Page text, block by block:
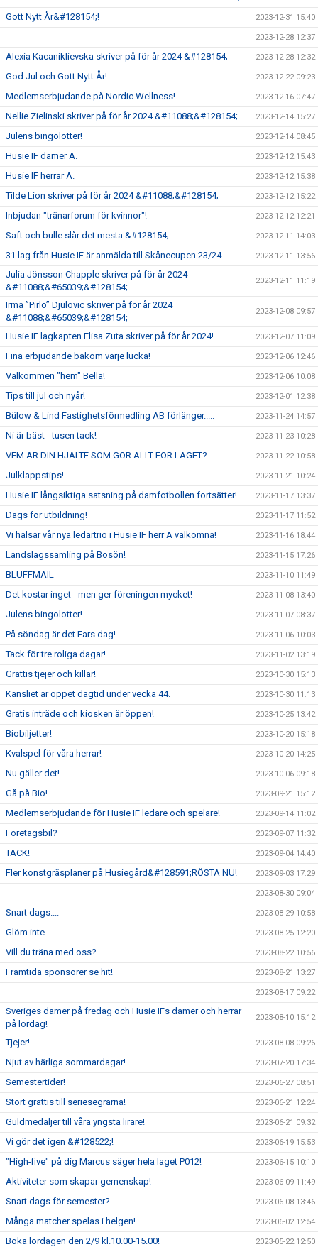
Gott Nytt År&#128154;! 2023-12-31 15:40
2023-12-28 12:37
Alexia Kacaniklievska skriver på för år 2024 &#128154; 2023-12-28 12:32
God Jul och Gott Nytt År! 2023-12-22 09:23
Medlemserbjudande på Nordic Wellness! 2023-12-16 07:47
Nellie Zielinski skriver på för år 2024 &#11088;&#128154; 2023-12-14 15:27
Julens bingolotter! 2023-12-14 08:45
Husie IF damer A. 2023-12-12 15:43
Husie IF herrar A. 2023-12-12 15:38
Tilde Lion skriver på för år 2024 &#11088;&#128154; 2023-12-12 15:22
Inbjudan "tränarforum för kvinnor"! 2023-12-12 12:21
Saft och bulle slår det mesta &#128154; 2023-12-11 14:03
31 lag från Husie IF är anmälda till Skånecupen 23/24. 2023-12-11 13:56
Julia Jönsson Chapple skriver på för år 2024
&#11088;&#65039;&#128154;
2023-12-11 11:19
Irma ”Pirlo” Djulovic skriver på för år 2024
&#11088;&#65039;&#128154;
2023-12-08 09:57
Husie IF lagkapten Elisa Zuta skriver på för år 2024! 2023-12-07 11:09
Fina erbjudande bakom varje lucka! 2023-12-06 12:46
Välkommen "hem" Bella! 2023-12-06 10:08
Tips till jul och nyår! 2023-12-01 12:38
Bülow & Lind Fastighetsförmedling AB förlänger..... 2023-11-24 14:57
Ni är bäst - tusen tack! 2023-11-23 10:28
VEM ÄR DIN HJÄLTE SOM GÖR ALLT FÖR LAGET? 2023-11-22 10:58
Julklappstips! 2023-11-21 10:24
Husie IF långsiktiga satsning på damfotbollen fortsätter! 2023-11-17 13:37
Dags för utbildning! 2023-11-17 11:52
Vi hälsar vår nya ledartrio i Husie IF herr A välkomna! 2023-11-16 18:44
Landslagssamling på Bosön! 2023-11-15 17:26
BLUFFMAIL 2023-11-10 11:49
Det kostar inget - men ger föreningen mycket! 2023-11-08 13:40
Julens bingolotter! 2023-11-07 08:37
På söndag är det Fars dag! 2023-11-06 10:03
Tack för tre roliga dagar! 2023-11-02 13:19
Grattis tjejer och killar! 2023-10-30 15:13
Kansliet är öppet dagtid under vecka 44. 2023-10-30 11:13
Gratis inträde och kiosken är öppen! 2023-10-25 13:42
Biobiljetter! 2023-10-20 15:18
Kvalspel för våra herrar! 2023-10-20 14:25
Nu gäller det! 2023-10-06 09:18
Gå på Bio! 2023-09-21 15:12
Medlemserbjudande för Husie IF ledare och spelare! 2023-09-14 11:02
Företagsbil? 2023-09-07 11:32
TACK! 2023-09-04 14:40
Fler konstgräsplaner på Husiegård&#128591;RÖSTA NU! 2023-09-03 17:29
2023-08-30 09:04
Snart dags.... 2023-08-29 10:58
Glöm inte..... 2023-08-25 12:20
Vill du träna med oss? 2023-08-22 10:56
Framtida sponsorer se hit! 2023-08-21 13:27
2023-08-17 09:22
Sveriges damer på fredag och Husie IFs damer och herrar
på lördag!
2023-08-10 15:12
Tjejer! 2023-08-08 09:26
Njut av härliga sommardagar! 2023-07-20 17:34
Semestertider! 2023-06-27 08:51
Stort grattis till seriesegrarna! 2023-06-21 12:24
Guldmedaljer till våra yngsta lirare! 2023-06-21 09:32
Vi gör det igen &#128522;! 2023-06-19 15:53
"High-five" på dig Marcus säger hela laget P012! 2023-06-15 10:10
Aktiviteter som skapar gemenskap! 2023-06-09 11:49
Snart dags för semester? 2023-06-08 13:46
Många matcher spelas i helgen! 2023-06-02 12:54
Boka lördagen den 2/9 kl.10.00-15.00! 2023-05-22 12:50